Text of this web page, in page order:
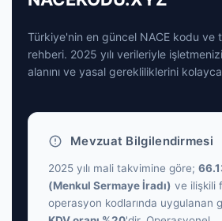
Türkiye'nin en güncel NACE kodu ve
rehberi. 2025 yılı verileriyle
alanını ve yasal gerekliliklerini
Mevzuat Bilgilendirmesi
2025 yılı mali takvimine göre;
(Menkul Sermaye İradı) ve ilişkili
operasyon kodlarında uygulanan